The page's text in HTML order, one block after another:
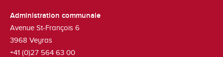
Administration communale
Avenue St-François 6
3968 Veyras
+41 (0)27 564 63 00